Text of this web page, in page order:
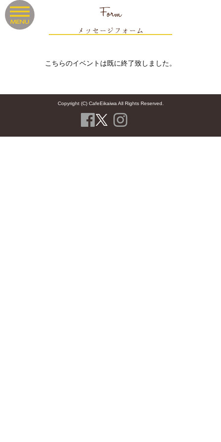
Form
メッセージフォーム
こちらのイベントは既に終了致しました。
Copyright (C) CafeEikaiwa All Rights Reserved.